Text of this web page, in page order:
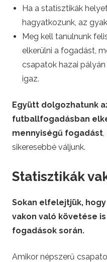
Ha a statisztikák
hagyatkozunk, az
Meg kell tanulnunk
elkerülni a fogadást,
csapatok hazai
igaz.
Együtt dolgozhatunk
futballfogadásban
mennyiségű fogadást,
sikeresebbé váljunk.
Statisztikák
Sokan elfelejtjük,
vakon való követése
fogadások során.
Amikor népszerű